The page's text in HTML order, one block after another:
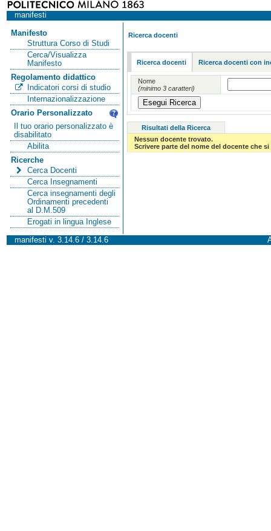
manifesti
Manifesto
Struttura Corso di Studi
Cerca/Visualizza
Manifesto
Regolamento didattico
Indicatori corsi di studio
Internazionalizzazione
Orario Personalizzato
Il tuo orario personalizzato è
disabilitato
Abilita
Ricerche
Cerca Docenti
Cerca Insegnamenti
Cerca insegnamenti degli
Ordinamenti precedenti
al D.M.509
Erogati in lingua Inglese
Ricerca docenti
Ricerca docenti Ricerca docenti con
Nome
(minimo 3 caratteri)
Risultati della Ricerca
Nessun docente trovato.
Scrivere parte del nome del docente che
manifesti v. 3.14.6 / 3.14.6